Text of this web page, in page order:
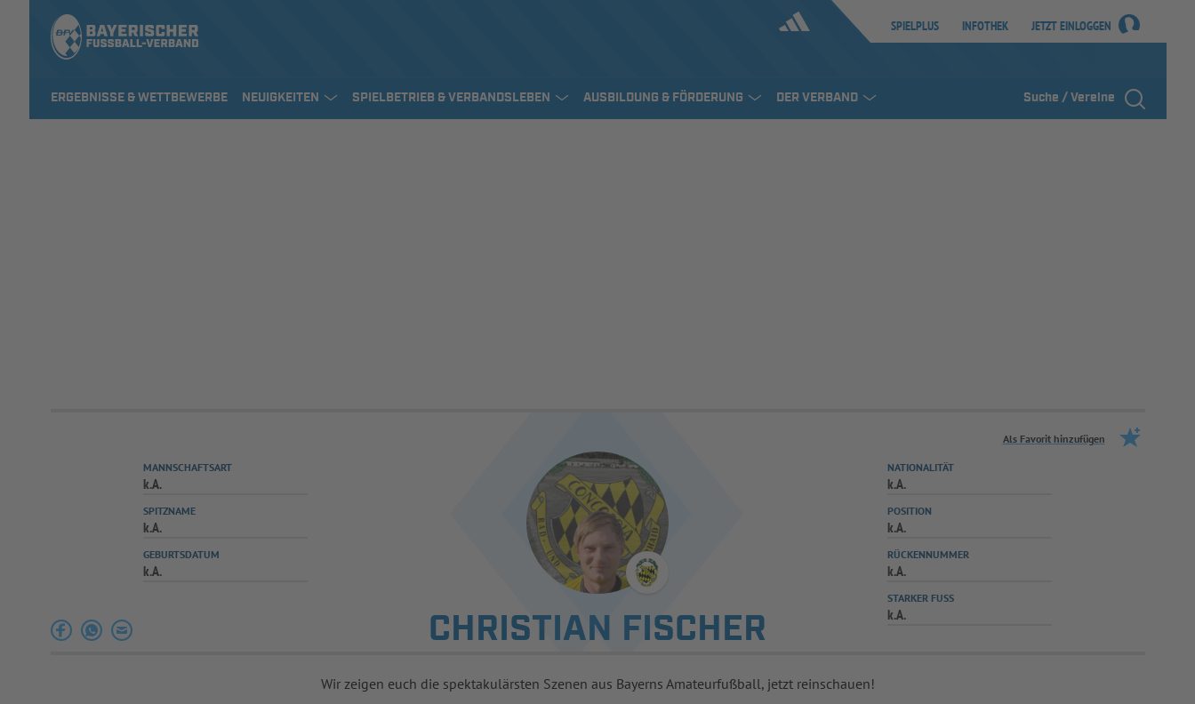
SPIELPLUS INFOTHEK JETZT EINLOGGEN
ERGEBNISSE & WETTBEWERBE NEUIGKEITEN SPIELBETRIEB & VERBANDSLEBEN AUSBILDUNG & FÖRDERUNG DER VERBAND Suche / Vereine
Als Favorit hinzufügen
CHRISTIAN FISCHER
MANNSCHAFTSART
k.A.
SPITZNAME
k.A.
GEBURTSDATUM
k.A.
NATIONALITÄT
k.A.
POSITION
k.A.
RÜCKENNUMMER
k.A.
STARKER FUSS
k.A.
Wir zeigen euch die spektakulärsten Szenen aus Bayerns Amateurfußball, jetzt reinschauen!